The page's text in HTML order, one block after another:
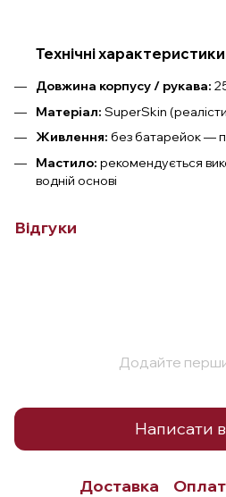
Технічні
Довжина корпусу / рукава:
Матеріал: SuperSkin
Живлення: без батарейок —
Мастило: рекомендується
водній основі
Відгуки
Додайте
Написати
Доставка